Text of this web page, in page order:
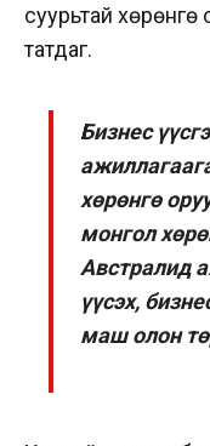
суурьтай
татдаг.
Бизнес
хөрөнгө
монгол
Австралид
үүсэх,
маш олон